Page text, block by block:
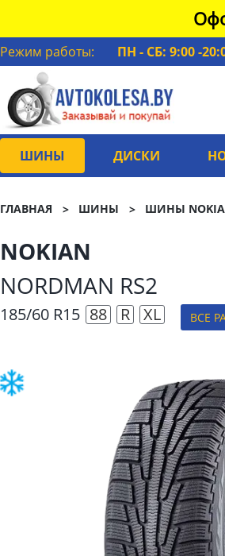
Режим работы: ПН - СБ: 9:00 -
ШИНЫ ДИСКИ
ГЛАВНАЯ ШИНЫ ШИНЫ
NOKIAN
NORDMAN RS2
185/60 R15 88 R XL ВСЕ